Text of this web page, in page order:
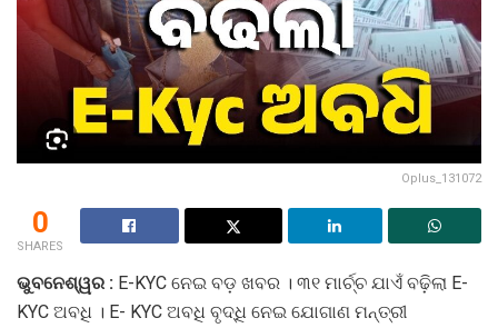
Oplus_131072
0
SHARES
ଭୁବନେଶ୍ୱର : E-KYC ନେଇ ବଡ଼ ଖବର । ୩୧ ମାର୍ଚ୍ଚ ଯାଏଁ ବଢ଼ିଲା E-
KYC ଅବଧି । E- KYC ଅବଧି ବୃଦ୍ଧି ନେଇ ଯୋଗାଣ ମନ୍ତ୍ରୀ